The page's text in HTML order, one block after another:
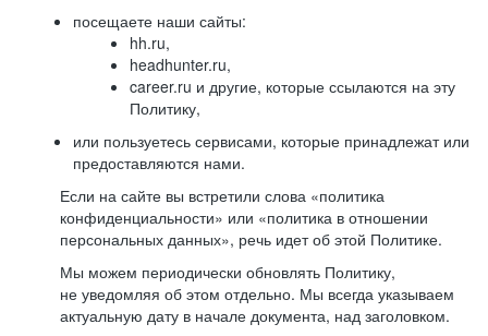
посещаете наши сайты:
hh.ru,
headhunter.ru,
career.ru и другие, которые ссылаются на эту
Политику,
или пользуетесь сервисами, которые принадлежат или
предоставляются нами.
Если на сайте вы встретили слова «политика
конфиденциальности» или «политика в отношении
персональных данных», речь идет об этой Политике.
Мы можем периодически обновлять Политику,
не уведомляя об этом отдельно. Мы всегда указываем
актуальную дату в начале документа, над заголовком.